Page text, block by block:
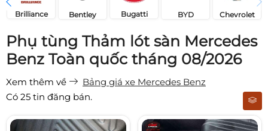
Brilliance Bentley Bugatti BYD Chevrolet
Phụ tùng Thảm lót sàn Mercedes
Benz Toàn quốc tháng 08/2026
Xem thêm về
Bảng giá xe Mercedes Benz
Có 25 tin đăng bán.